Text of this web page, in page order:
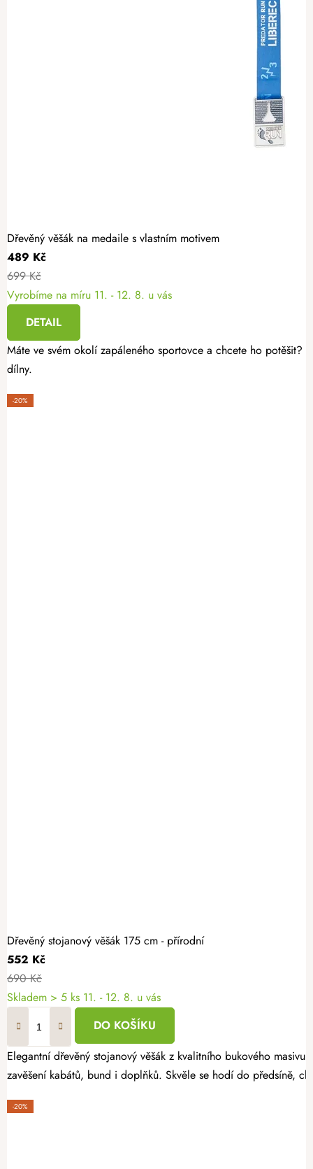
Dřevěný věšák na medaile s vlastním motivem
489 Kč
699 Kč
Vyrobíme na míru 11. - 12. 8. u vás
DETAIL
Máte ve svém okolí zapáleného sportovce a chcete ho potěšit?
dílny.
-20%
Dřevěný stojanový věšák 175 cm - přírodní
552 Kč
690 Kč
Skladem > 5 ks 11. - 12. 8. u vás
DO KOŠÍKU
Elegantní dřevěný stojanový věšák z kvalitního bukového
zavěšení kabátů, bund i doplňků. Skvěle se hodí do předsíně,
-20%